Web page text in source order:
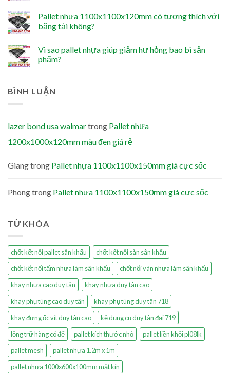
Pallet nhựa 1100x1100x120mm có tương thích với
băng tải không?
Vì sao pallet nhựa giúp giảm hư hỏng bao bì sản
phẩm?
BÌNH LUẬN
lazer bond usa walmartrong Pallet nhựa
1200x1000x120mm màu đen giá rẻ
Giangtrong Pallet nhựa 1100x1100x150mm giá cực sốc
Phongtrong Pallet nhựa 1100x1100x150mm giá cực sốc
TỪ KHÓA
chốt kết nối pallet sân khấu
chốt kết nối sàn sân khấu
chốt kết nối tấm nhựa làm sân khấu
chốt nối ván nhựa làm sân khấu
khay nhựa cao duy tân
khay nhựa duy tân cao
khay phụ tùng cao duy tân
khay phụ tùng duy tân 718
khay đựng ốc vít duy tân cao
kệ dụng cụ duy tân đại 719
lồng trữ hàng có đế
pallet kích thước nhỏ
pallet liền khối pl08lk
pallet mesh
pallet nhựa 1.2m x 1m
pallet nhựa 1000x600x100mm mặt kín